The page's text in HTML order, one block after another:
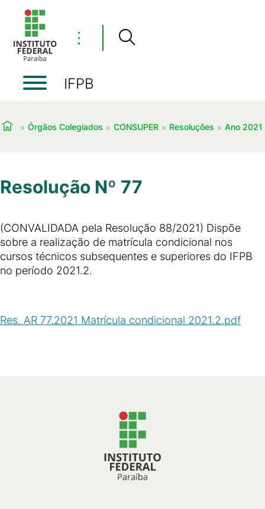
⋮
IFPB
Órgãos Colegiados CONSUPER Resoluções Ano 2021
Resolução Nº 77
(CONVALIDADA pela Resolução 88/2021) Dispõe
sobre a realização de matrícula condicional nos
cursos técnicos subsequentes e superiores do IFPB
no período 2021.2.
Res. AR 77.2021 Matrícula condicional 2021.2.pdf